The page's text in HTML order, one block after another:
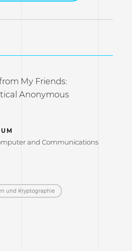
My Friends:
Anonymous
and Communications
und Kryptographie